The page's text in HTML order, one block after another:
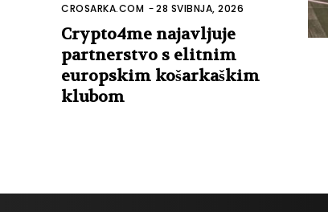
CROSARKA.COM -28 SVIBNJA, 2026
Crypto4me najavljuje
partnerstvo s elitnim
europskim košarkaškim
klubom